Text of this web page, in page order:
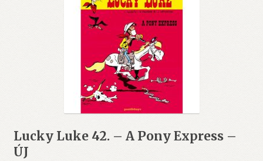
Lucky Luke 42. – A Pony Express –
ÚJ